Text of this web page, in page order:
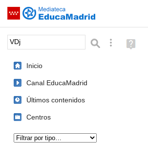
Saltar navegación
Palabra o frase: BúsquedaAyuda
(en
Inicio
Canal EducaMadrid
Últimos contenidos
Centros